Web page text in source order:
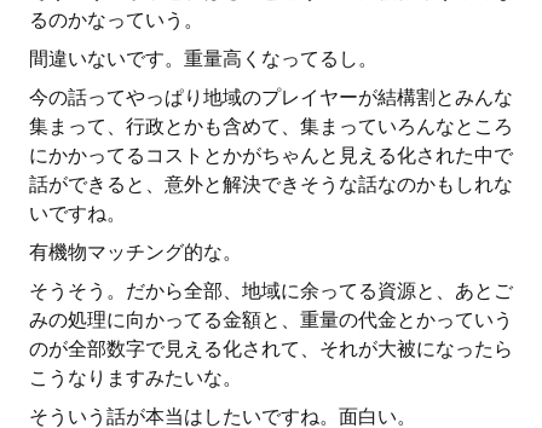
るのかなっていう。
間違いないです。重量高くなってるし。
今の話ってやっぱり地域のプレイヤーが結構割とみんな
集まって、行政とかも含めて、集まっていろんなところ
にかかってるコストとかがちゃんと見える化された中で
話ができると、意外と解決できそうな話なのかもしれな
いですね。
有機物マッチング的な。
そうそう。だから全部、地域に余ってる資源と、あとご
みの処理に向かってる金額と、重量の代金とかっていう
のが全部数字で見える化されて、それが大被になったら
こうなりますみたいな。
そういう話が本当はしたいですね。面白い。